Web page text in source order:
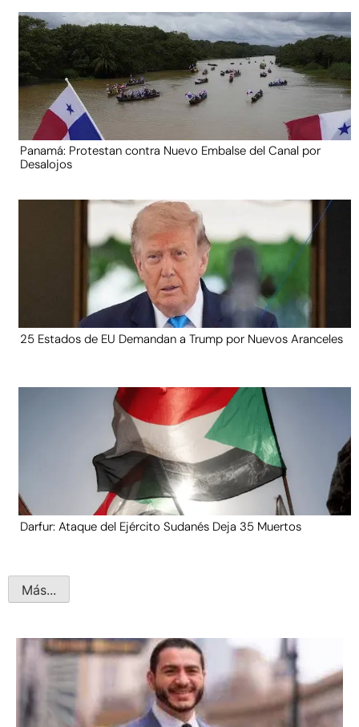
Panamá: Protestan contra Nuevo Embalse del Canal por
Desalojos
25 Estados de EU Demandan a Trump por Nuevos Aranceles
Darfur: Ataque del Ejército Sudanés Deja 35 Muertos
Más...